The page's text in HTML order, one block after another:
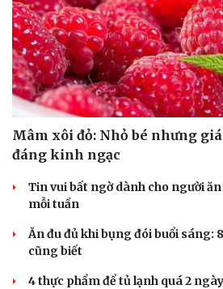
Mâm xôi đỏ: Nhỏ bé nhưng
đáng kinh ngạc
Tin vui bất ngờ dành cho người
mỗi tuần
Ăn đu đủ khi bụng đói buổi sáng:
cũng biết
4 thực phẩm để tủ lạnh quá 2